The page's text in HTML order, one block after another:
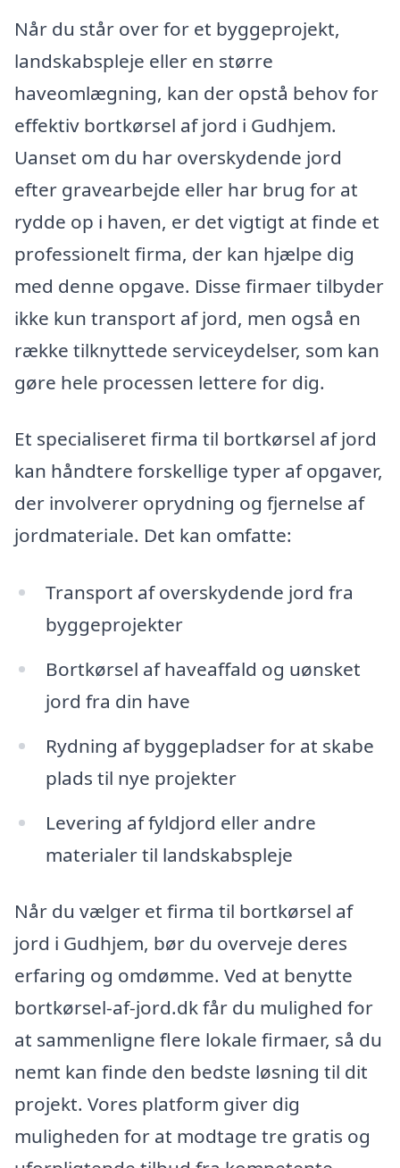
Når du står over for et byggeprojekt,
landskabspleje eller en større
haveomlægning, kan der opstå behov for
effektiv bortkørsel af jord i Gudhjem.
Uanset om du har overskydende jord
efter gravearbejde eller har brug for at
rydde op i haven, er det vigtigt at finde et
professionelt firma, der kan hjælpe dig
med denne opgave. Disse firmaer tilbyder
ikke kun transport af jord, men også en
række tilknyttede serviceydelser, som kan
gøre hele processen lettere for dig.
Et specialiseret firma til bortkørsel af jord
kan håndtere forskellige typer af opgaver,
der involverer oprydning og fjernelse af
jordmateriale. Det kan omfatte:
Transport af overskydende jord fra
byggeprojekter
Bortkørsel af haveaffald og uønsket
jord fra din have
Rydning af byggepladser for at skabe
plads til nye projekter
Levering af fyldjord eller andre
materialer til landskabspleje
Når du vælger et firma til bortkørsel af
jord i Gudhjem, bør du overveje deres
erfaring og omdømme. Ved at benytte
bortkørsel-af-jord.dk får du mulighed for
at sammenligne flere lokale firmaer, så du
nemt kan finde den bedste løsning til dit
projekt. Vores platform giver dig
muligheden for at modtage tre gratis og